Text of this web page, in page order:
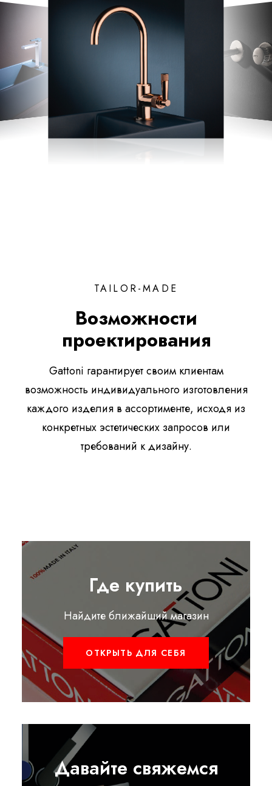
TAILOR-MADE
Возможности
проектирования
Gattoni гарантирует своим клиентам
возможность индивидуального изготовления
каждого изделия в ассортименте, исходя из
конкретных эстетических запросов или
требований к дизайну.
Где купить
Найдите ближайший магазин
ОТКРЫТЬ ДЛЯ СЕБЯ
Давайте свяжемся